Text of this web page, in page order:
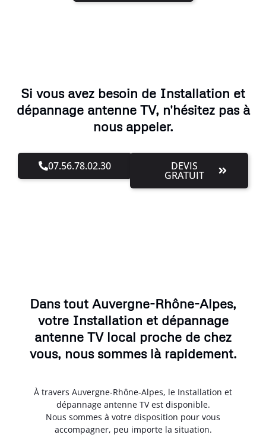
Si vous avez besoin de Installation et
dépannage antenne TV, n'hésitez pas à
nous appeler.
07.56.78.02.30 DEVIS
GRATUIT
Dans tout Auvergne-Rhône-Alpes,
votre Installation et dépannage
antenne TV local proche de chez
vous, nous sommes là rapidement.
À travers Auvergne-Rhône-Alpes, le Installation et
dépannage antenne TV est disponible.
Nous sommes à votre disposition pour vous
accompagner, peu importe la situation.